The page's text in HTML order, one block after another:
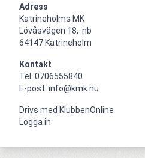
Adress
Katrineholms MK
Lövåsvägen 18,  nb
64147 Katrineholm
Kontakt
Tel: 0706555840
E-post: info@kmk.nu
Drivs med KlubbenOnline
Logga in